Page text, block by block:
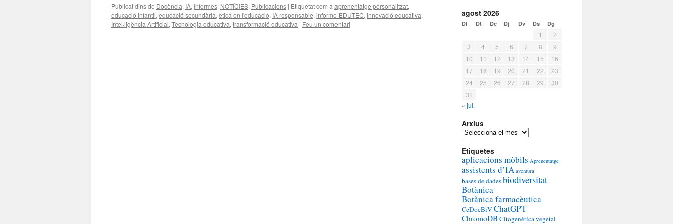
Publicat dins de Docència, IA, Informes, NOTÍCIES, Publicacions | Etiquetat com a aprenentatge personalitzat,
educació infantil, educació secundària, ètica en l'educació, IA responsable, informe EDUTEC, innovació educativa,
Intel·ligència Artificial, Tecnologia educativa, transformació educativa | Feu un comentari
agost 2026
Dl Dt Dc Dj Dv Ds Dg
1
2
3
4 5 6 7 8
9
10
11 12 13 14 15
16
17
18 19 20 21 22
23
24
25 26 27 28 29
30
31
« jul.
Arxius
Arxius
Etiquetes
aplicacions mòbils Aprenentatge
assistents d’IA aventura
bases de dadesbiodiversitat
Botànica
Botànica farmacèutica
CeDocBiV ChatGPT
ChromoDBCitogenètica vegetal